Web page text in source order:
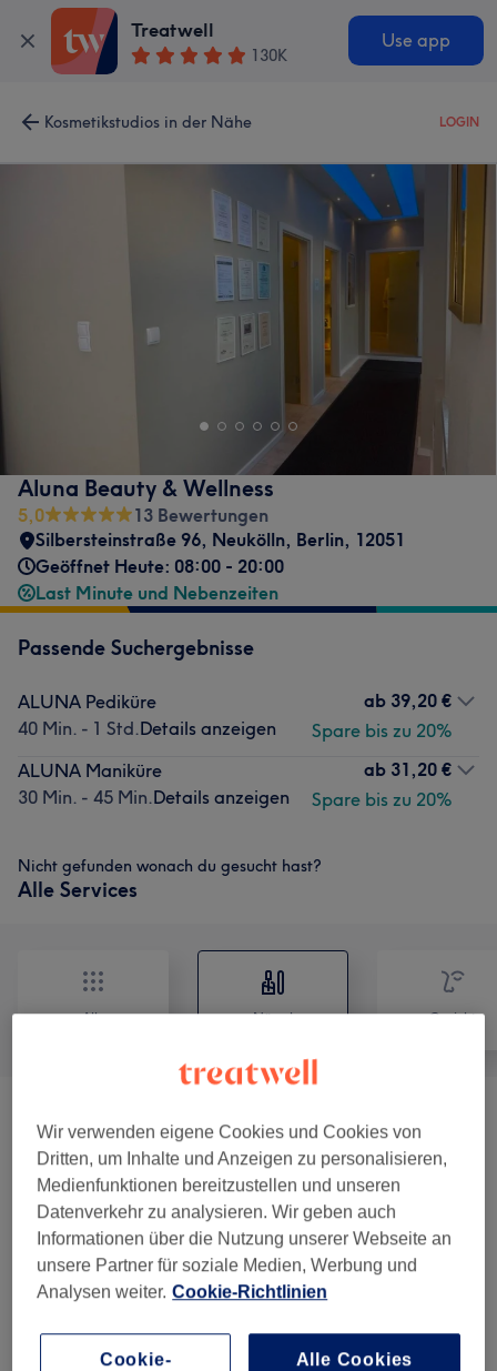
Treatwell
130K
Use app
Kosmetikstudios in der Nähe LOGIN
Aluna Beauty & Wellness
5,0
13 Bewertungen
Silbersteinstraße 96, Neukölln, Berlin, 12051
Geöffnet Heute: 08:00 - 20:00
Last Minute und Nebenzeiten
Passende Suchergebnisse
ALUNA Pediküre
40 Min. - 1 Std.Details anzeigen
ab 39,20 €
Spare bis zu 20%
ALUNA Maniküre
30 Min. - 45 Min.Details anzeigen
ab 31,20 €
Spare bis zu 20%
Nicht gefunden wonach du gesucht hast?
Alle Services
Alle Nägel Gesicht
Maniküre & Pediküre ab 31,20 €
Salonbewertungen
5,0
Wir verwenden eigene Cookies und Cookies von
Dritten, um Inhalte und Anzeigen zu personalisieren,
Medienfunktionen bereitzustellen und unseren
Datenverkehr zu analysieren. Wir geben auch
Informationen über die Nutzung unserer Webseite an
unsere Partner für soziale Medien, Werbung und
Analysen weiter. Cookie-Richtlinien
Cookie-
Alle Cookies